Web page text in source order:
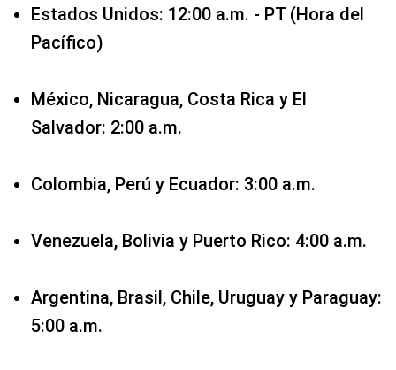
Estados Unidos: 12:00 a.m. - PT (Hora del
Pacífico)
México, Nicaragua, Costa Rica y El
Salvador: 2:00 a.m.
Colombia, Perú y Ecuador: 3:00 a.m.
Venezuela, Bolivia y Puerto Rico: 4:00 a.m.
Argentina, Brasil, Chile, Uruguay y Paraguay:
5:00 a.m.